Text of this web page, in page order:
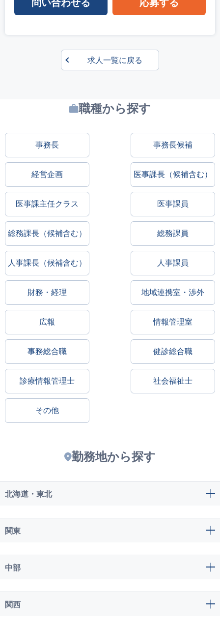
求人一覧に戻る
職種から探す
事務長 事務長候補
経営企画 医事課長（候補含む）
医事課主任クラス 医事課員
総務課長（候補含む） 総務課員
人事課長（候補含む） 人事課員
財務・経理 地域連携室・渉外
広報 情報管理室
事務総合職 健診総合職
診療情報管理士 社会福祉士
その他
勤務地から探す
北海道・東北
関東
中部
関西